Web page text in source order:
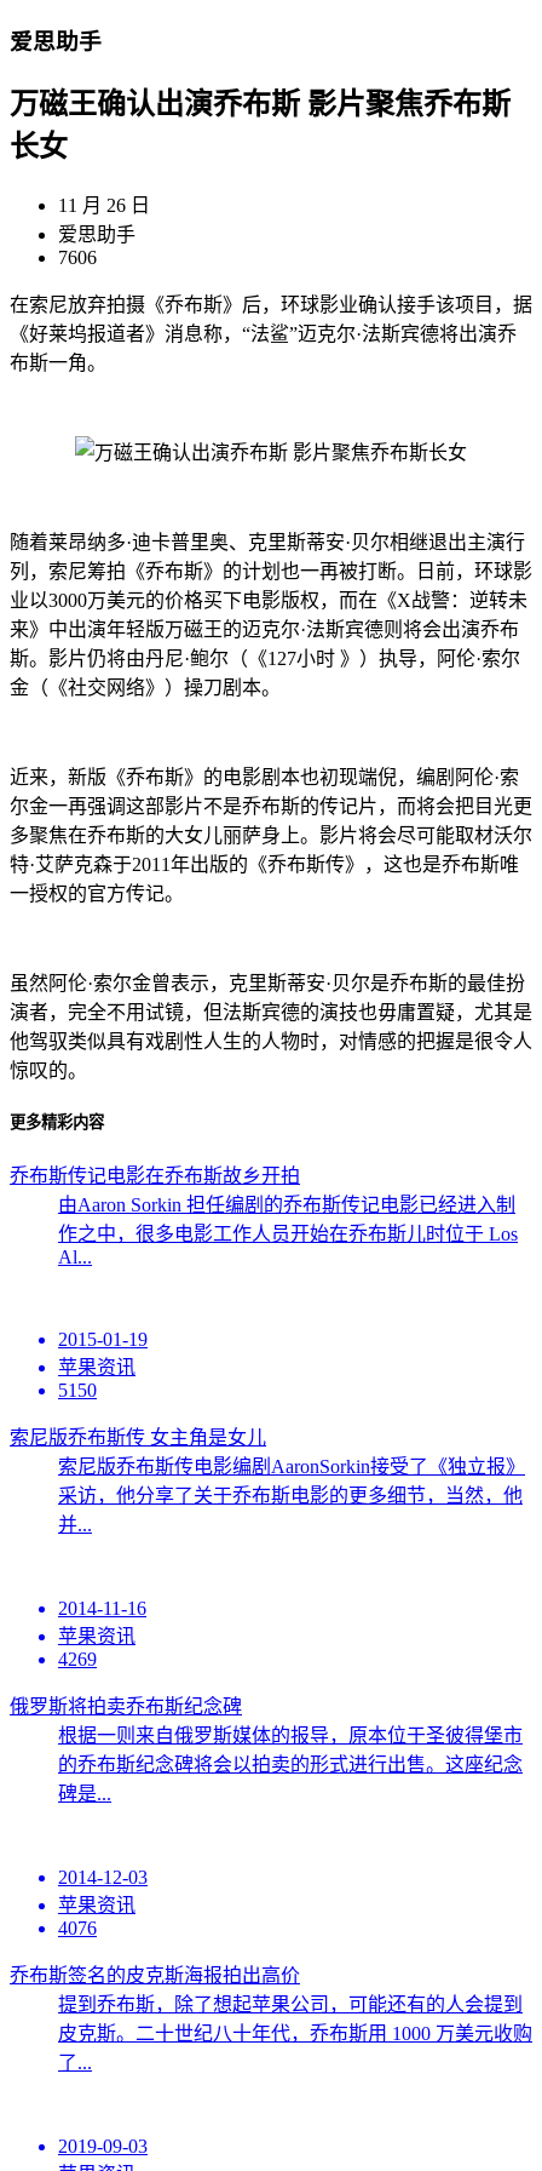
爱思助手
万磁王确认出演乔布斯 影片聚焦乔布斯
长女
11 月 26 日
爱思助手
7606
在索尼放弃拍摄《乔布斯》后，环球影业确认接手该项目，据
《好莱坞报道者》消息称，“法鲨”迈克尔·法斯宾德将出演乔
布斯一角。
随着莱昂纳多·迪卡普里奥、克里斯蒂安·贝尔相继退出主演行
列，索尼筹拍《乔布斯》的计划也一再被打断。日前，环球影
业以3000万美元的价格买下电影版权，而在《X战警：逆转未
来》中出演年轻版万磁王的迈克尔·法斯宾德则将会出演乔布
斯。影片仍将由丹尼·鲍尔（《127小时 》）执导，阿伦·索尔
金（《社交网络》）操刀剧本。
近来，新版《乔布斯》的电影剧本也初现端倪，编剧阿伦·索
尔金一再强调这部影片不是乔布斯的传记片，而将会把目光更
多聚焦在乔布斯的大女儿丽萨身上。影片将会尽可能取材沃尔
特·艾萨克森于2011年出版的《乔布斯传》，这也是乔布斯唯
一授权的官方传记。
虽然阿伦·索尔金曾表示，克里斯蒂安·贝尔是乔布斯的最佳扮
演者，完全不用试镜，但法斯宾德的演技也毋庸置疑，尤其是
他驾驭类似具有戏剧性人生的人物时，对情感的把握是很令人
惊叹的。
更多精彩内容
乔布斯传记电影在乔布斯故乡开拍
由Aaron Sorkin 担任编剧的乔布斯传记电影已经进入制
作之中，很多电影工作人员开始在乔布斯儿时位于 Los
Al...
2015-01-19
苹果资讯
5150
索尼版乔布斯传 女主角是女儿
索尼版乔布斯传电影编剧AaronSorkin接受了《独立报》
采访，他分享了关于乔布斯电影的更多细节，当然，他
并...
2014-11-16
苹果资讯
4269
俄罗斯将拍卖乔布斯纪念碑
根据一则来自俄罗斯媒体的报导，原本位于圣彼得堡市
的乔布斯纪念碑将会以拍卖的形式进行出售。这座纪念
碑是...
2014-12-03
苹果资讯
4076
乔布斯签名的皮克斯海报拍出高价
提到乔布斯，除了想起苹果公司，可能还有的人会提到
皮克斯。二十世纪八十年代，乔布斯用 1000 万美元收购
了...
2019-09-03